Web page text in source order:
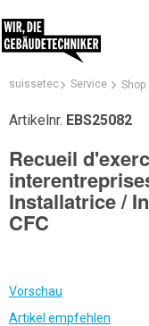
suissetec Service Shop
Artikelnr. EBS25082
Recueil
Installatrice /
CFC
Vorschau
Artikel empfehlen